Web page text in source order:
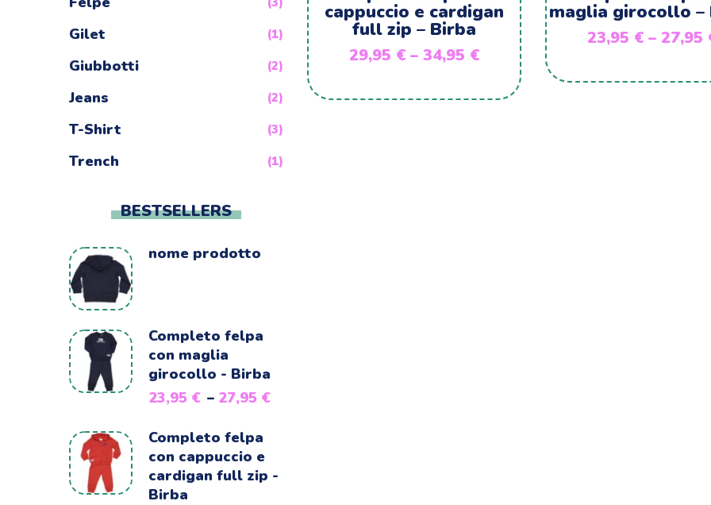
cappuccio e cardigan
full zip – Birba
29,95 €– 34,95 €
maglia girocollo –
23,95 €– 27,95
Gilet (1)
Giubbotti (2)
Jeans (2)
T-Shirt (3)
Trench (1)
BESTSELLERS
nome prodotto
Completo felpa
con maglia
girocollo - Birba
23,95 € – 27,95 €
Completo felpa
con cappuccio e
cardigan full zip -
Birba